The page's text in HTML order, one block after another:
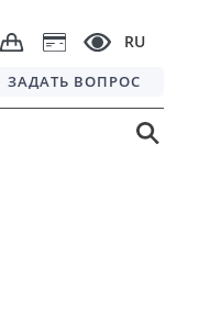
RU
ЗАДАТЬ ВОПРОС